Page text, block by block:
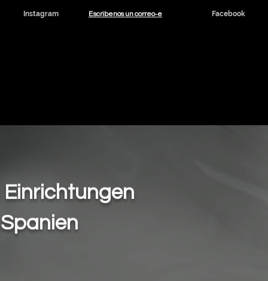
Instagram Escribenos un correo-e Facebook
Einrichtungen